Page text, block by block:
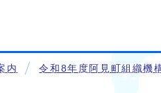
内 令和8年度阿見町組織機